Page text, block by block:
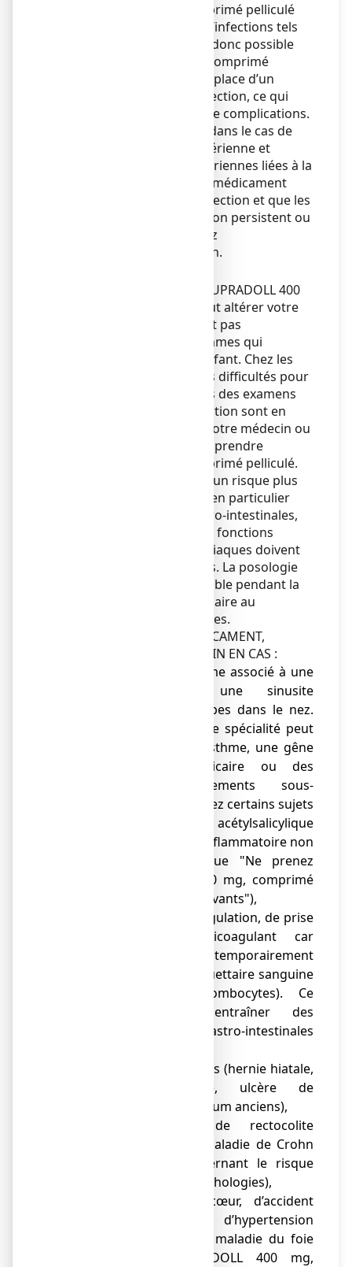
IBUPRADOLL 400 mg, comprimé pelliculé
peut masquer des signes d’infections tels
que fièvre et douleur. Il est donc possible
que IBUPRADOLL 400 mg, comprimé
pelliculé retarde la mise en place d’un
traitement adéquat de l’infection, ce qui
peut accroître les risques de complications.
C’est ce que l’on a observé dans le cas de
pneumonies d’origine bactérienne et
d’infections cutanées bactériennes liées à la
varicelle. Si vous prenez ce médicament
alors que vous avez une infection et que les
symptômes de cette infection persistent ou
qu’ils s’aggravent, consultez
immédiatement un médecin.
Si vous êtes une femme, IBUPRADOLL 400
mg, comprimé pelliculé peut altérer votre
fertilité. Son utilisation n'est pas
recommandée chez les femmes qui
souhaitent concevoir un enfant. Chez les
femmes qui présentent des difficultés pour
procréer ou chez lesquelles des examens
sur la fonction de reproduction sont en
cours, veuillez en parler à votre médecin ou
votre pharmacien avant de prendre
IBUPRADOLL 400 mg, comprimé pelliculé.
Les sujets âgés présentent un risque plus
élevé d'effets indésirables, en particulier
pour les hémorragies gastro-intestinales,
ulcères et perforations. Les fonctions
rénales, hépatiques et cardiaques doivent
être étroitement surveillées. La posologie
doit être la plus faible possible pendant la
durée la plus courte nécessaire au
soulagement des symptômes.
AVANT D'UTILISER CE MEDICAMENT,
CONSULTEZ VOTRE MEDECIN EN CAS :
● d'antécédents d'asthme associé à une
rhinite chronique, une sinusite
chronique ou des polypes dans le nez.
L'administration de cette spécialité peut
entraîner une crise d'asthme, une gêne
respiratoire, de l’urticaire ou des
angioedèmes (gonflements sous-
cutanés) notamment chez certains sujets
allergiques à l'acide acétylsalicylique
(aspirine) ou à un anti-inflammatoire non
stéroïdien (voir rubrique "Ne prenez
jamais IBUPRADOLL 400 mg, comprimé
pelliculé dans les cas suivants"),
● de troubles de la coagulation, de prise
d'un traitement anticoagulant car
l’ibuprofène peut temporairement
inhiber la fonction plaquettaire sanguine
(agrégation des thrombocytes). Ce
médicament peut entraîner des
manifestations gastro-intestinales
● d'antécédents digestifs (hernie hiatale,
hémorragie digestive, ulcère de
l'estomac ou du duodénum anciens),
● d’antécédents de rectocolite
hémorragique ou de maladie de Crohn
(voir rubrique 4 concernant le risque
d’aggravation de ces pathologies),
● de maladie du cœur, d’accident
vasculaire cérébral, d’hypertension
artérielle, d’artérite, de maladie du foie
ou du rein. IBUPRADOLL 400 mg,